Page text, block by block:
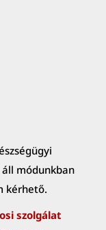
módunkban
kérhető.
szolgálat